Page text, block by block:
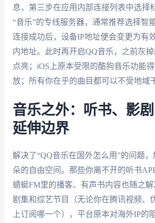
息，第三步在应用内部连接列表中选择
“音乐”的专线服务器，通常推荐选择智
连接成功后，设备IP地址便会变更为有
内地址。此时再开启QQ音乐，之前灰
点亮；iOS上原本受限的酷狗音乐功能
放；所有你在乎的曲目都可以不受地域
音乐之外：听书、影
延伸边界
解决了“QQ音乐在国外怎么用”的问题
朵的自由空间。那些你离不开的听书
蜻蜓FM里的播客、有声书内容也随之
剧集和综艺节目（无论你在腾讯视频、
上订阅哪一个），平台原本对海外IP的